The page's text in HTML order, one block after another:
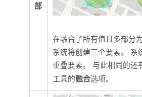
部
在融合了所有值且多部分
系统将创建三个要素。 系
重叠要素。 与此相同的还
工具的融合选项。